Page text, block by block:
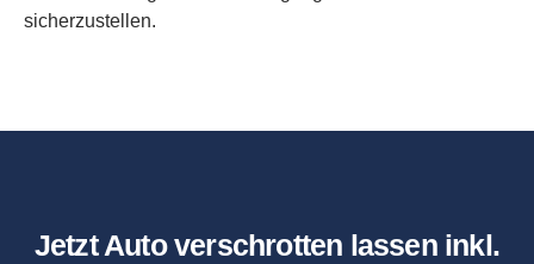
sicherzustellen.
Jetzt Auto verschrotten lassen inkl.